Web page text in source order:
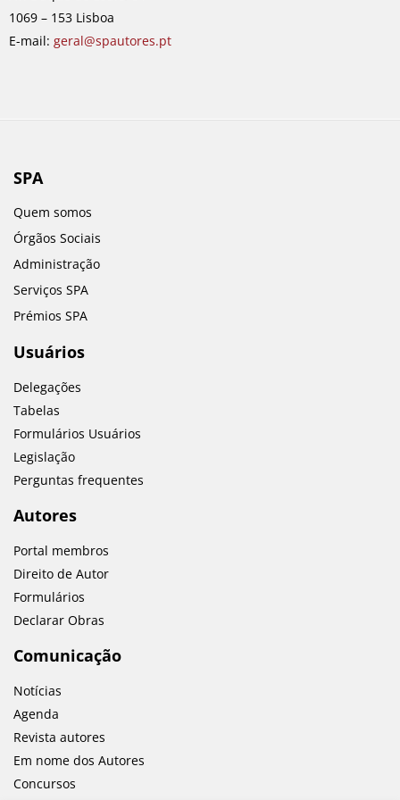
k a
m
n
1069 – 153 Lisboa
E-mail: geral@spautores.pt
SPA
Quem somos
Órgãos Sociais
Administração
Serviços SPA
Prémios SPA
Usuários
Delegações
Tabelas
Formulários Usuários
Legislação
Perguntas frequentes
Autores
Portal membros
Direito de Autor
Formulários
Declarar Obras
Comunicação
Notícias
Agenda
Revista autores
Em nome dos Autores
Concursos